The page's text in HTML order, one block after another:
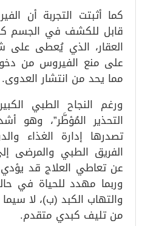
كما أثبتت التجربة أن
قابل للكشف في الجسم
العقار، الذي يُعطى
على منع الفيروس من
مما يحد من انتشار العدوى.
ورغم النجاح الطبي
التحذير المُؤطَّر”، وهو
تصدرها إدارة الغذاء
الفريق الطبي والمرضى
عن تعاطي العلاج قد
وربما مهدد للحياة في
والتهاب الكبد (ب)، لا
من تليف كبدي متقدم.